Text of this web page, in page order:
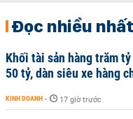
Đọc nhiều nhất
Khối tài sản hàng trăm
50 tỷ, dàn siêu xe hàng
KINH DOANH - 17 giờ trước